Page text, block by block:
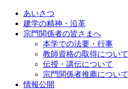
あいさつ
建学の精神・沿革
宗門関係者の皆さまへ
本学での法要・行事
教師資格の取得について
伝授・講伝について
宗門関係者推薦について
情報公開